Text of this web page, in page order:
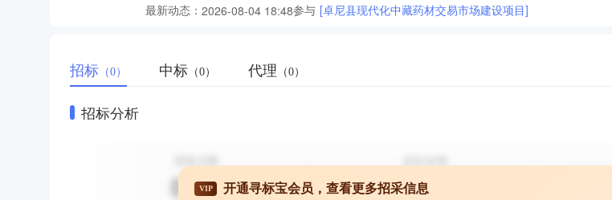
最新动态： 2026-08-04 18:48参与 [卓尼县现代化中藏药材交易市场建设项目]
招标 （0） 中标 （0） 代理 （0）
招标分析
VIP 开通寻标宝会员，查看更多招采信息